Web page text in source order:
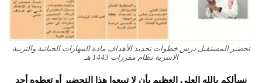
تحضير المستقبل درس خطوات تحديد الأهداف مادة المهارات الحياتية والتربية
الاسرية نظام مقررات 1443 هـ
نسألكم بالله العلي العظيم بأن لا تبيعوا هذا التحضير أو تعطوه أحد